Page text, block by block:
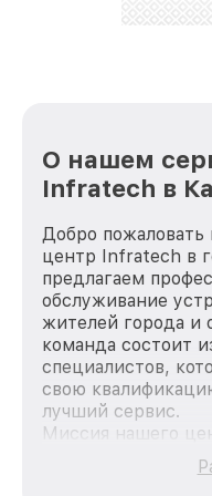
О нашем
Infratech в
Добро
центр Infratech в
предлагаем
обслуживание
жителей города и
команда состоит
специалистов,
свою
лучший сервис.
Миссия нашего
качественный и
каждого